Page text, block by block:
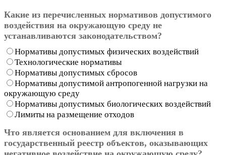
Какие из перечисленных нормативов допустимого
воздействия на окружающую среду не
устанавливаются законодательством?
Нормативы допустимых физических воздействий
Технологические нормативы
Нормативы допустимых сбросов
Нормативы допустимой антропогенной нагрузки на
окружающую среду
Нормативы допустимых биологических воздействий
Лимиты на размещение отходов
Что является основанием для включения в
государственный реестр объектов, оказывающих